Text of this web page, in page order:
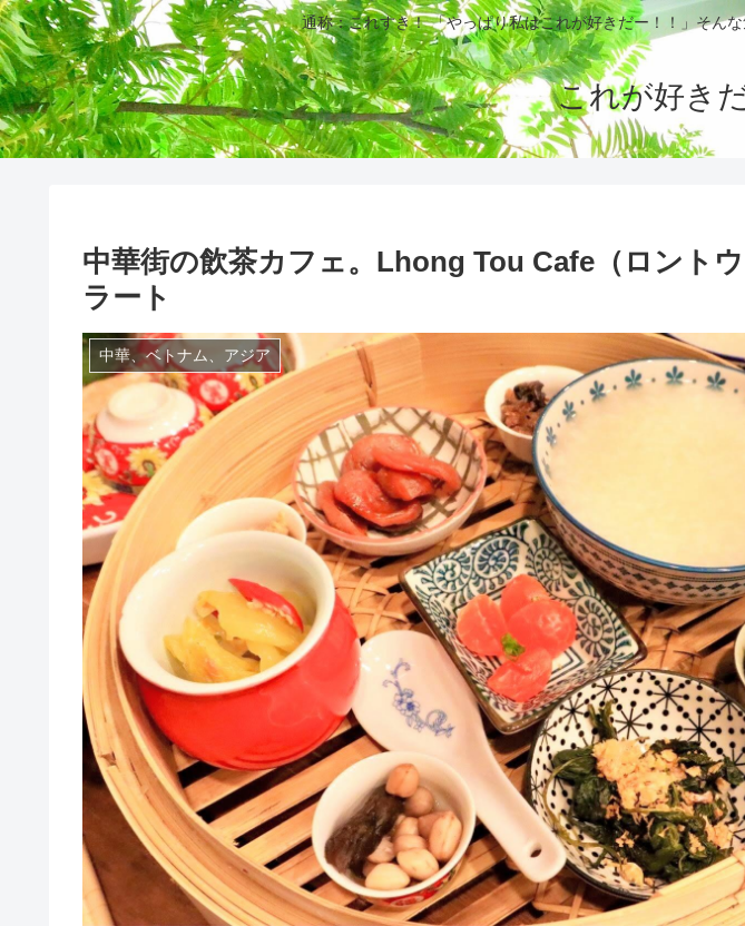
通称：これすき！ 「やっぱり私はこれが好きだー！！」そん
これが好き
中華街の飲茶カフェ。Lhong Tou Cafe（ロント
ラート
中華、ベトナム、アジア